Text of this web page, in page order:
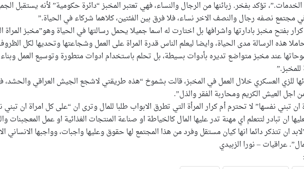
تؤكد بفخر. زبائنها من الرجال والنساء، فهي تعتبر المخبز “دائرة حكومية” لأنه يستقبل
نصفه رجال والنصف الاخر نساء، فلا فرق بين الفئتين، كلاهما شركاء في الحياة.”
بفتح مخبز بادارتها واشرافها بل اختارت له اسما جميلا يحمل رسالتها في الحياة وهو”مخبز
هذه الرسالة مدى الحياة، وايضا ليعلم الناس قدرة المراة على العمل وشجاعتها وتحديها لكل
عند مخبز متواضع تديره بأدوات بسيطة، بل تحلم باستخدام ادوات متطورة وتوسيع العمل
للمخبز.”
للزي العسكري خلال العمل في المخبز، قالت بشموخ “هذه طريقتي لاشجع الجيش العراقي
اجل العيش الكريم ومحاربة الفقر والذل”.
ان تبني نفسها” لا تحترم أم كرار المرأة التي تطرق الابواب طلبا للمال وترى ان “على كل امراة ان
ان تبادر لتتعلم اي مهنة تدر عليها المال كالخياطة او صناعة المنتجات الغذائية او عمل المعجبنات
ان تتذكر دائما انها كيان مستقل وفرد من هذا المجتمع لها حقوق وعليها واجبات، وواجبها
عراقيات – نورا الزبيدي